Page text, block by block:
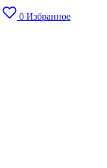
0 Избранное